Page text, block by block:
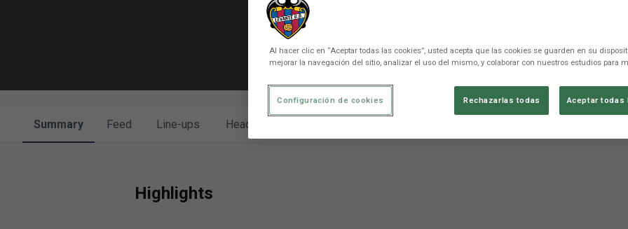
Summary Feed Line-ups Head to head
Highlights
Al hacer clic en “Aceptar todas las cookies”, usted acepta que las cookies se guarden en su
mejorar la navegación del sitio, analizar el uso del mismo, y colaborar con nuestros estudios para
Rechazarlas todas Aceptar todas
Configuración de cookies